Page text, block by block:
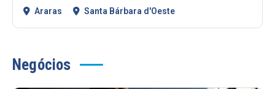
Araras Santa Bárbara d'Oeste
Negócios